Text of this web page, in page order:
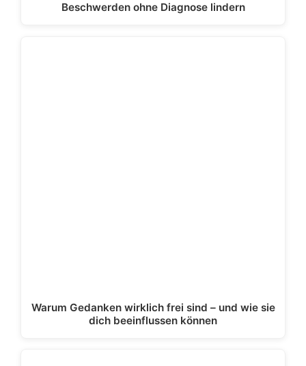
Beschwerden ohne Diagnose lindern
Warum Gedanken wirklich frei sind – und wie sie
dich beeinflussen können